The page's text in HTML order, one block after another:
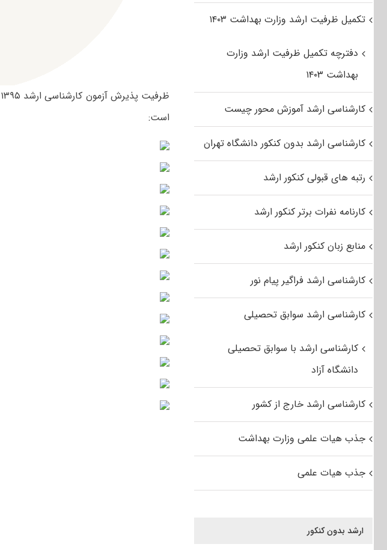
است:
تکمیل ظرفیت ارشد وزارت بهداشت ۱۴۰۳
دفترچه تکمیل ظرفیت ارشد وزارت
بهداشت ۱۴۰۳
کارشناسی ارشد آموزش محور چیست
کارشناسی ارشد بدون کنکور دانشگاه تهران
رتبه های قبولی کنکور ارشد
کارنامه نفرات برتر کنکور ارشد
منابع زبان کنکور ارشد
کارشناسی ارشد فراگیر پیام نور
کارشناسی ارشد سوابق تحصیلی
کارشناسی ارشد با سوابق تحصیلی
دانشگاه آزاد
کارشناسی ارشد خارج از کشور
جذب هیات علمی وزارت بهداشت
جذب هیات علمی
ارشد بدون کنکور